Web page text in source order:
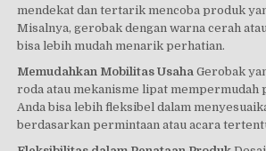
mendekat dan tertarik mencoba produk
Misalnya, gerobak dengan warna cerah
bisa lebih mudah menarik perhatian.
Memudahkan Mobilitas Usaha Gerobak
roda atau mekanisme lipat mempermudah
Anda bisa lebih fleksibel dalam
berdasarkan permintaan atau acara